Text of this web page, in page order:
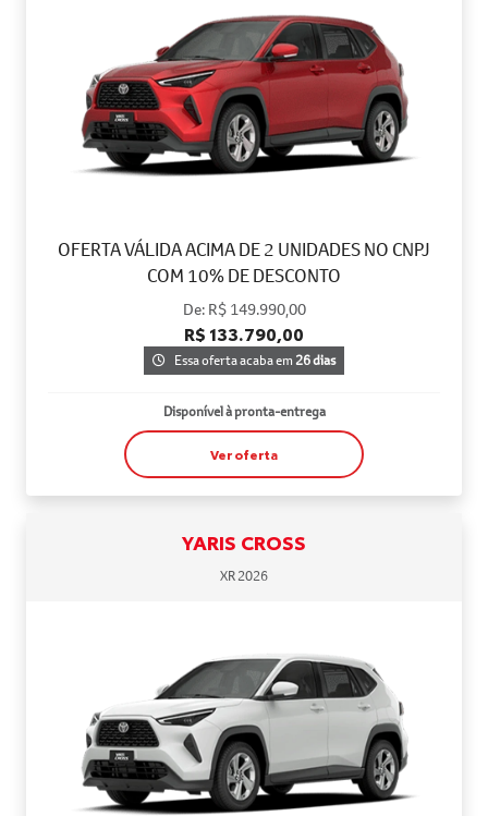
OFERTA VÁLIDA ACIMA DE 2 UNIDADES NO CNPJ
COM 10% DE DESCONTO
De: R$ 149.990,00
R$ 133.790,00
Essa oferta acaba em26 dias
Disponível à pronta-entrega
Ver oferta
YARIS CROSS
XR 2026